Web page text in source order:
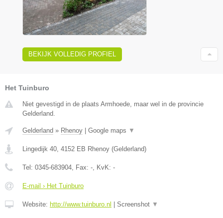
BEKIJK VOLLEDIG PROFIEL
Het Tuinburo
Niet gevestigd in de plaats Armhoede, maar wel in de provincie
Gelderland.
Gelderland » Rhenoy Google maps ▼
Lingedijk 40, 4152 EB Rhenoy (Gelderland)
Tel: 0345-683904, Fax: -, KvK: -
E-mail › Het Tuinburo
Website: http://www.tuinburo.nl Screenshot ▼